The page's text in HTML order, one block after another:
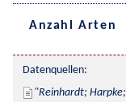
Anzahl Arten
Datenquellen:
Reinhardt;